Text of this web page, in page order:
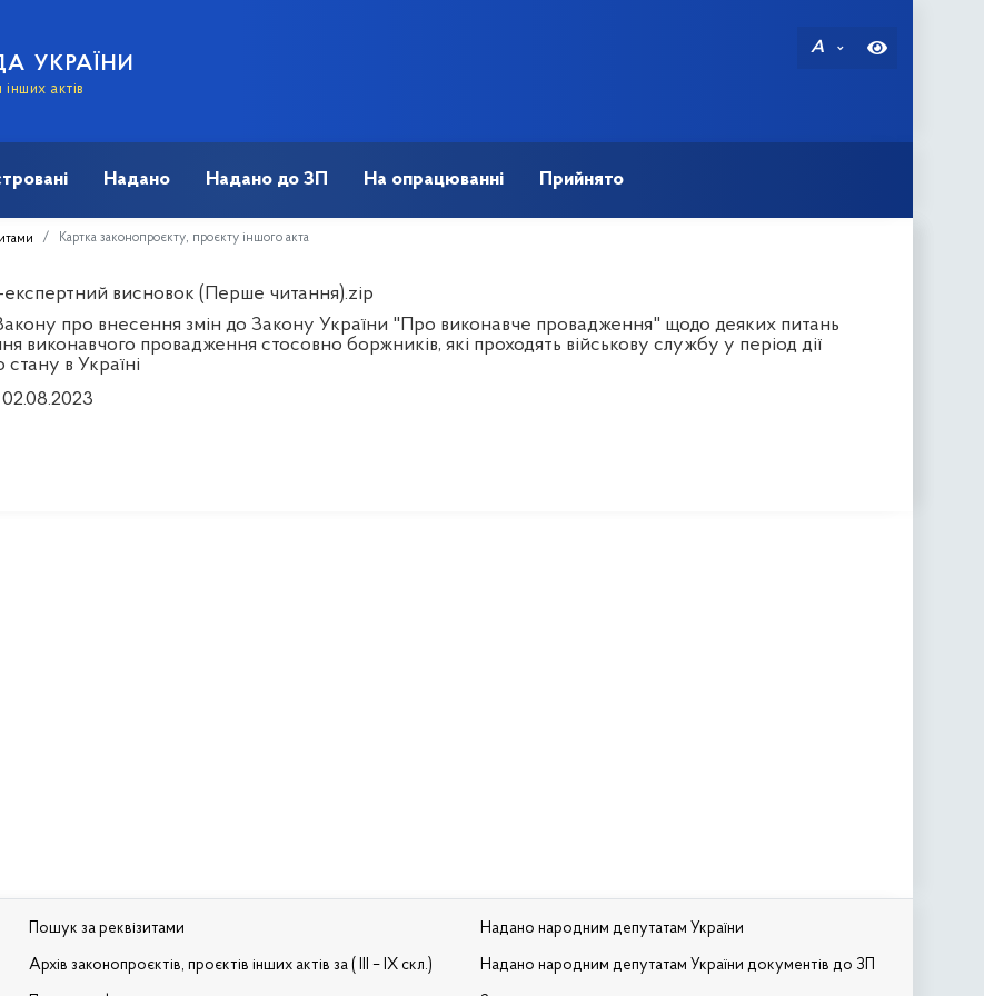
УКРАЇНИ
актів
A
Надано Надано до ЗП На опрацюванні Прийнято
Картка законопроєкту, проєкту іншого акта
експертний висновок (Перше читання).zip
про внесення змін до Закону України "Про виконавче провадження" щодо деяких питань
виконавчого провадження стосовно боржників, які проходять військову службу у період дії
стану в Україні
Пошук за реквізитами
Архів законопроєктів, проєктів інших актів за ( III – IX скл.)
Надано народним депутатам України
Надано народним депутатам України документів до ЗП